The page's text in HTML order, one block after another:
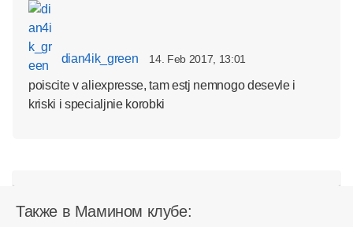
dian4ik_green 14. Feb 2017, 13:01
poiscite v aliexpresse, tam estj nemnogo desevle i
kriski i specialjnie korobki
Также в Мамином клубе: